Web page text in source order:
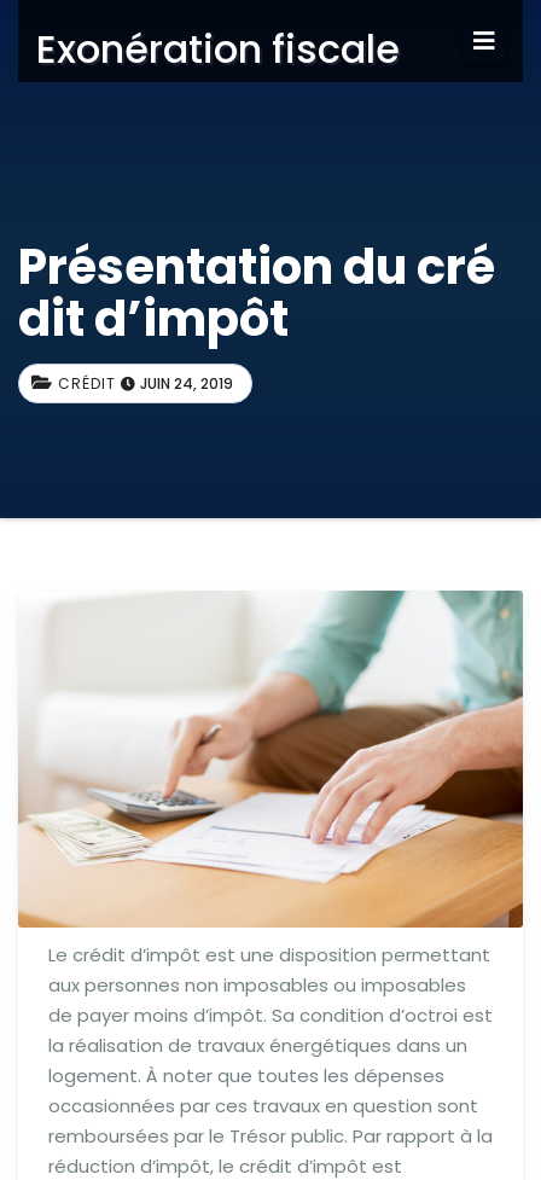
Exonération fiscale
Présentation du cré
dit d’impôt
CRÉDIT JUIN 24, 2019
Le crédit d’impôt est une disposition permettant
aux personnes non imposables ou imposables
de payer moins d’impôt. Sa condition d’octroi est
la réalisation de travaux énergétiques dans un
logement. À noter que toutes les dépenses
occasionnées par ces travaux en question sont
remboursées par le Trésor public. Par rapport à la
réduction d’impôt, le crédit d’impôt est